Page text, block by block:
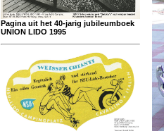
Pagina uit het 40-jarig jubileumboek
UNION LIDO 1995